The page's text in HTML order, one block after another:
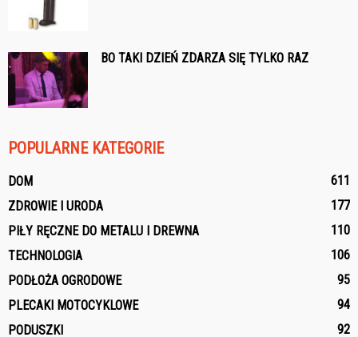
BO TAKI DZIEŃ ZDARZA SIĘ TYLKO RAZ
POPULARNE KATEGORIE
DOM
611
ZDROWIE I URODA
177
PIŁY RĘCZNE DO METALU I DREWNA
110
TECHNOLOGIA
106
PODŁOŻA OGRODOWE
95
PLECAKI MOTOCYKLOWE
94
PODUSZKI
92